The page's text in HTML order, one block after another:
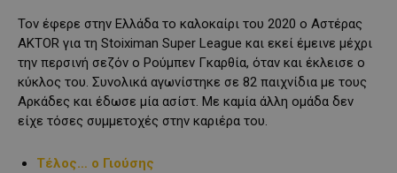
Τον έφερε στην Ελλάδα το καλοκαίρι του 2020 ο Αστέρας
AKTOR για τη Stoiximan Super League και εκεί έμεινε μέχρι
την περσινή σεζόν ο Ρούμπεν Γκαρθία, όταν και έκλεισε ο
κύκλος του. Συνολικά αγωνίστηκε σε 82 παιχνίδια με τους
Αρκάδες και έδωσε μία ασίστ. Με καμία άλλη ομάδα δεν
είχε τόσες συμμετοχές στην καριέρα του.
Τέλος… ο Γιούσης